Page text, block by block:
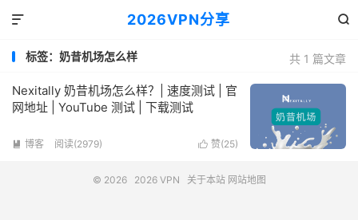
2026VPN分享 

共 1 篇文章
标签：奶昔机场怎么样
Nexitally 奶昔机场怎么样？| 速度测试 | 官
网地址 | YouTube 测试 | 下载测试
 赞(25)
 博客 阅读(2979)
© 2026 2026 VPN 关于本站 网站地图